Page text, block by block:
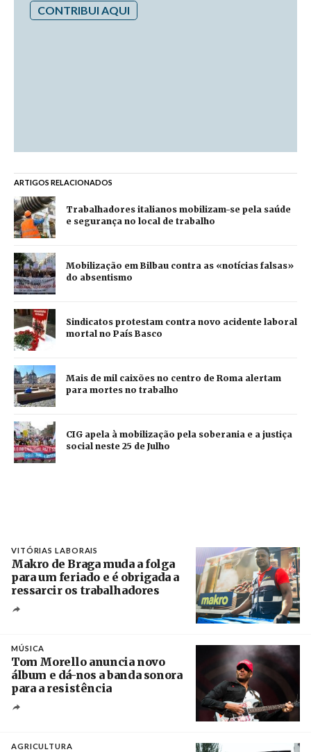
CONTRIBUI AQUI
ARTIGOS RELACIONADOS
Trabalhadores italianos mobilizam-se pela saúde
e segurança no local de trabalho
Mobilização em Bilbau contra as «notícias falsas»
do absentismo
Sindicatos protestam contra novo acidente laboral
mortal no País Basco
Mais de mil caixões no centro de Roma alertam
para mortes no trabalho
CIG apela à mobilização pela soberania e a justiça
social neste 25 de Julho
VITÓRIAS LABORAIS
Makro de Braga muda a folga
para um feriado e é obrigada a
ressarcir os trabalhadores
MÚSICA
Tom Morello anuncia novo
álbum e dá-nos a banda sonora
para a resistência
AGRICULTURA